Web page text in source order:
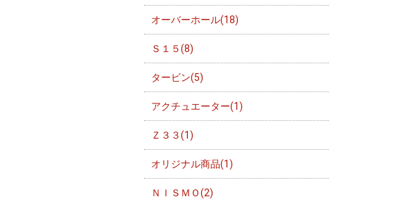
オーバーホール(18)
Ｓ１５(8)
タービン(5)
アクチュエーター(1)
Ｚ３３(1)
オリジナル商品(1)
ＮＩＳＭＯ(2)